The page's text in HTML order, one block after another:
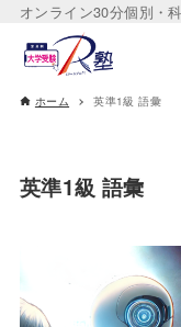
オンライン30分個別・
ホーム 英準1級 語彙
英準1級 語彙